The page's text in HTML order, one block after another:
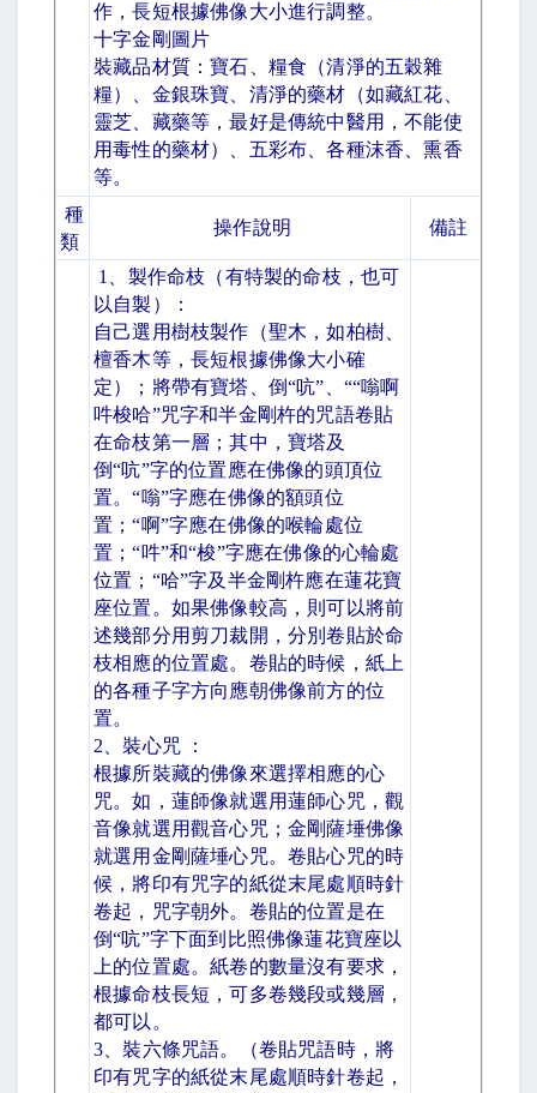
作，長短根據佛像大小進行調整。
十字金剛圖片
裝藏品材質：寶石、糧食（清淨的五穀雜
糧）、金銀珠寶、清淨的藥材（如藏紅花、
靈芝、藏藥等，最好是傳統中醫用，不能使
用毒性的藥材）、五彩布、各種沫香、熏香
等。
種
類
操作說明 備註
1
、製作命枝（有特製的命枝，也可
以自製）：
自己選用樹枝製作（聖木，如柏樹、
檀香木等，長短根據佛像大小確
定）；將帶有寶塔、倒“吭” ““嗡啊
吽梭哈”咒字和半金剛杵的咒語卷貼
在命枝第一層；其中，寶塔及
倒“吭”字的位置應在佛像的頭頂位
置。“嗡”字應在佛像的額頭位
置；“啊”字應在佛像的喉輪處位
置；“吽”和“梭”字應在佛像的心輪處
位置； “哈”字及半金剛杵應在蓮花寶
座位置。如果佛像較高，則可以將前
述幾部分用剪刀裁開，分別卷貼於命
枝相應的位置處。卷貼的時候，紙上
的各種子字方向應朝佛像前方的位
置。
2 、裝心咒 ：
根據所裝藏的佛像來選擇相應的心
咒。如，蓮師像就選用蓮師心咒，觀
音像就選用觀音心咒；金剛薩埵佛像
就選用金剛薩埵心咒。卷貼心咒的時
候，將印有咒字的紙從末尾處順時針
卷起，咒字朝外。卷貼的位置是在
倒“吭”字下面到比照佛像蓮花寶座以
上的位置處。紙卷的數量沒有要求，
根據命枝長短，可多卷幾段或幾層，
都可以。
3 、裝六條咒語。（卷貼咒語時，將
印有咒字的紙從末尾處順時針卷起，